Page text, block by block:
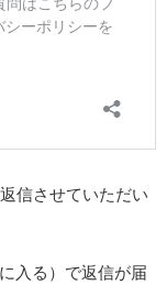
信させていただい
入る）で返信が届